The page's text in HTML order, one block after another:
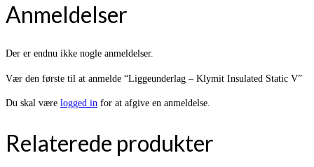
Anmeldelser
Der er endnu ikke nogle anmeldelser.
Vær den første til at anmelde “Liggeunderlag – Klymit Insulated Static V”
Du skal være logged in for at afgive en anmeldelse.
Relaterede produkter